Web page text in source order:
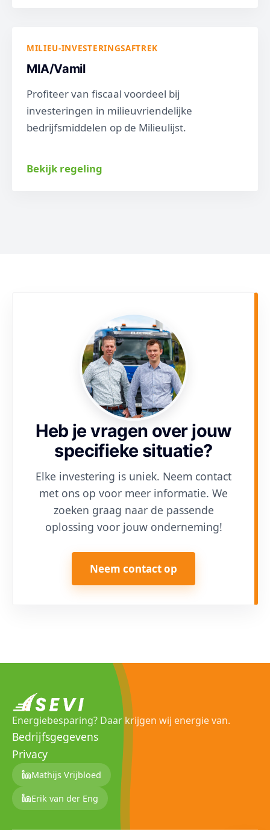
MILIEU-INVESTERINGSAFTREK
MIA/Vamil
Profiteer van fiscaal voordeel bij
investeringen in milieuvriendelijke
bedrijfsmiddelen op de Milieulijst.
Bekijk regeling
Heb je vragen over jouw
specifieke situatie?
Elke investering is uniek. Neem contact
met ons op voor meer informatie. We
zoeken graag naar de passende
oplossing voor jouw onderneming!
Neem contact op
Energiebesparing? Daar krijgen wij energie van.
Bedrijfsgegevens
Privacy
Mathijs Vrijbloed
Erik van der Eng